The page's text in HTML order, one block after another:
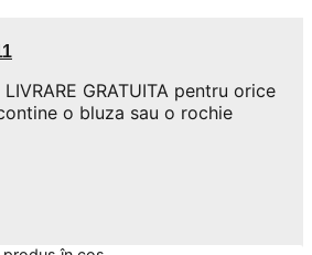
GRATUITA pentru orice
o bluza sau o rochie